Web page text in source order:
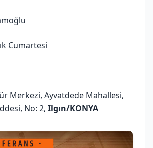
Cumartesi
Merkezi, Ayvatdede Mahallesi,
No: 2, Ilgın/KONYA